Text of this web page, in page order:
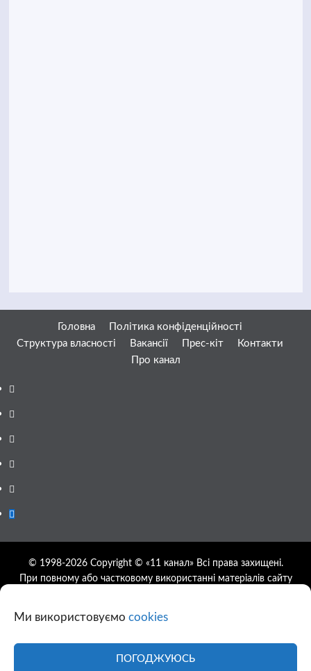
Ми використовуємо cookies
ПОГОДЖУЮСЬ
Головна
Політика конфіденційності
Структура власності
Вакансії Прес-кіт
Контакти
Про канал
Facebook
YouTube
Telegram
Instagram
Twitter
Google
© 1998-2026 Copyright © «11 канал» Всі права захищені.
При повному або частковому використанні матеріалів сайту
дозволяється за умови посилання на джерело та прямого